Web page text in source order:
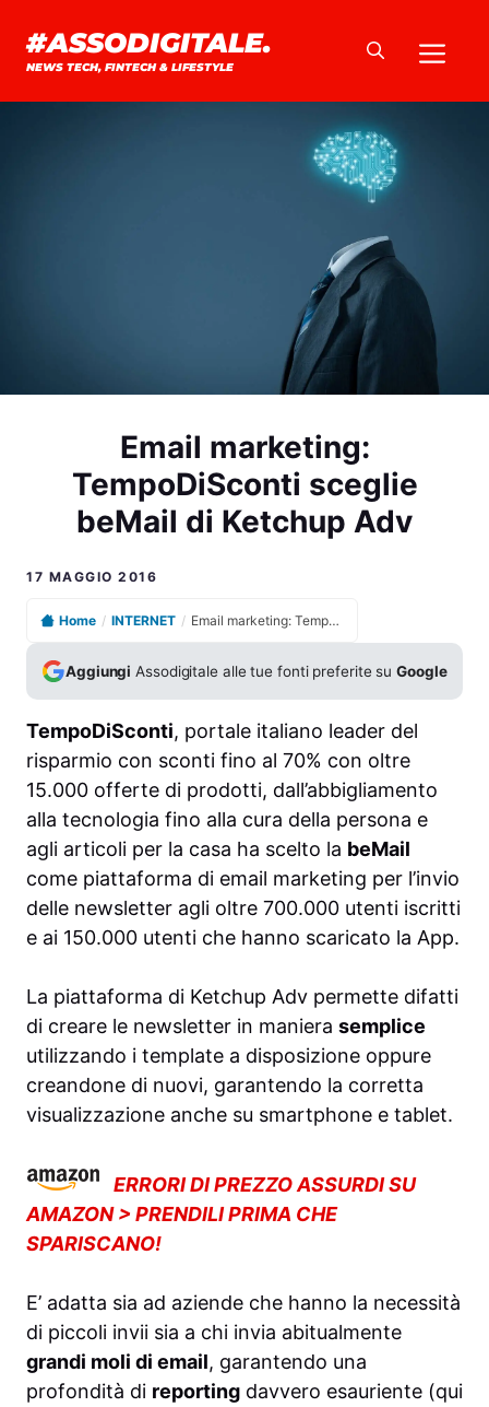
contenuto
#ASSODIGITALE.
NEWS TECH, FINTECH & LIFESTYLE
Email marketing:
TempoDiSconti sceglie
beMail di Ketchup Adv
17 MAGGIO 2016
Home / INTERNET / Email marketing: TempoDiSconti sceglie beMail di Ketchup Adv
Aggiungi Assodigitale alle tue fonti preferite suGoogle
TempoDiSconti, portale italiano leader del
risparmio con sconti fino al 70% con oltre
15.000 offerte di prodotti, dall’abbigliamento
alla tecnologia fino alla cura della persona e
agli articoli per la casa ha scelto la beMail
come piattaforma di email marketing per l’invio
delle newsletter agli oltre 700.000 utenti iscritti
e ai 150.000 utenti che hanno scaricato la App.
La piattaforma di Ketchup Adv permette difatti
di creare le newsletter in maniera semplice
utilizzando i template a disposizione oppure
creandone di nuovi, garantendo la corretta
visualizzazione anche su smartphone e tablet.
ERRORI DI PREZZO ASSURDI SU
AMAZON > PRENDILI PRIMA CHE
SPARISCANO!
E’ adatta sia ad aziende che hanno la necessità
di piccoli invii sia a chi invia abitualmente
grandi moli di email, garantendo una
profondità di reporting davvero esauriente (qui